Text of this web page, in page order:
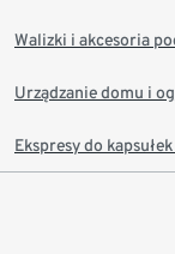
Walizki i akcesoria
Urządzanie domu i
Ekspresy do